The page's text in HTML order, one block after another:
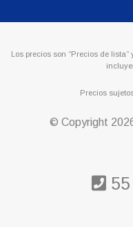
Los precios son “Precios de
Precios
© Copyright